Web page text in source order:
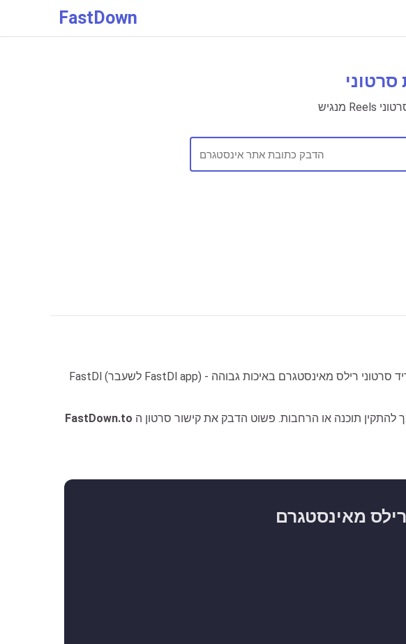
FastDown
FastDl (לשעבר FastDl app) - מוריד סרטוני רילס מאינסטגרם הוא כלי נהדר להורדת סרטוני רילס מאינסטגרם, המאפשר לך להוריד סרטוני רילס מאינסטגרם באיכות גבוהה: Full
FastDown.to
מאינסטגרם